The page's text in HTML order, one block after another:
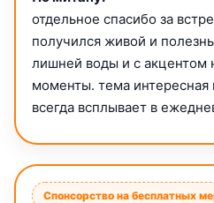
отдельное спасибо за
получился живой и
лишней воды и с акцентом
моменты. тема
всегда всплывает в
Спонсорство на бесплатных